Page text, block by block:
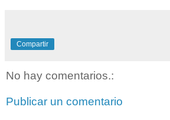
Compartir
No hay comentarios.:
Publicar un comentario